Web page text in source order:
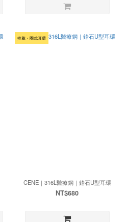
推薦・圈式耳環
CENE｜316L醫療鋼｜鋯石U型耳環
NT$680